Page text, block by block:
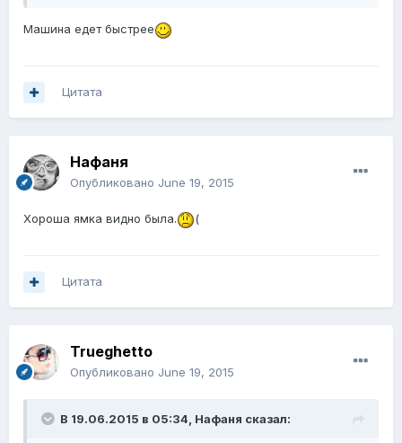
Машина едет быстрее
Цитата
Нафаня
Опубликовано June 19, 2015
Хороша ямка видно была. (
Цитата
Trueghetto
Опубликовано June 19, 2015
В 19.06.2015 в 05:34, Нафаня сказал: